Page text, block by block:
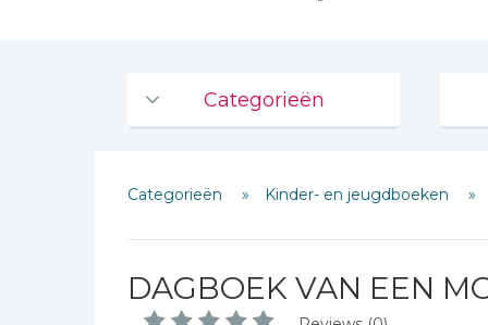
Categorieën
De Bijbel
Bijbelse Dagboeken 2026
Bijbelstudie groepen
Categorieën Kinder- en jeugdboeken
DAGBOEK VAN EEN